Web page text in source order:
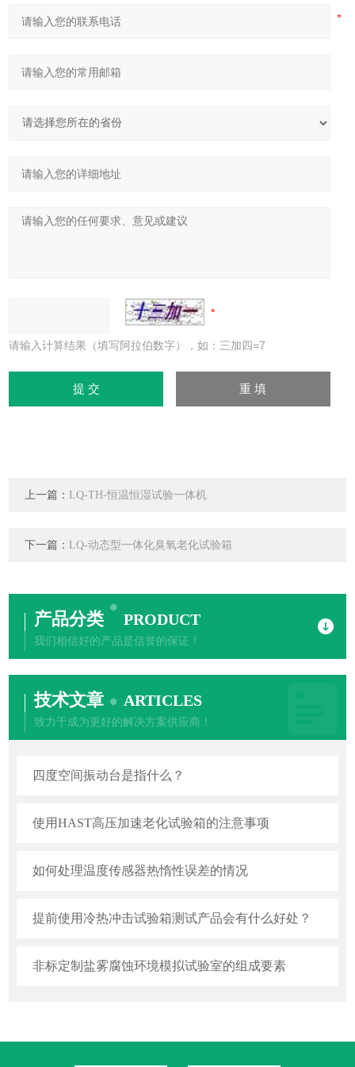
请输入计算结果（填写阿拉伯数字），如：三加四=7
上一篇： LQ-TH-恒温恒湿试验一体机
下一篇： LQ-动态型一体化臭氧老化试验箱
产品分类 PRODUCT
我们相信好的产品是信誉的保证！
技术文章 ARTICLES
致力于成为更好的解决方案供应商！
四度空间振动台是指什么？
使用HAST高压加速老化试验箱的注意事项
如何处理温度传感器热惰性误差的情况
提前使用冷热冲击试验箱测试产品会有什么好处？
非标定制盐雾腐蚀环境模拟试验室的组成要素